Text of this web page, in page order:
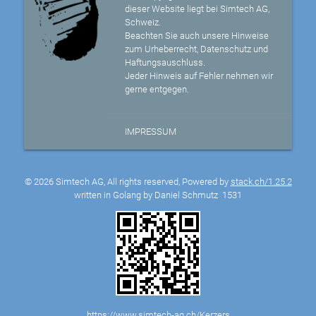
dieser Website liegt bei Simtech AG,
Schweiz.
Beachten Sie auch unsere Hinweise
zum Urheberrecht, Datenschutz und
Haftungsauschluss.
Jeder Hinweis auf Fehler nehmen wir
gerne entgegen.
IMPRESSUM
© 2026 Simtech AG, All rights reserved, Powered by stack.ch/1.25.2
written in Golang by Daniel Schmutz 1531